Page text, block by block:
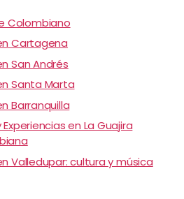
Colombiano
Cartagena
San Andrés
Santa Marta
Barranquilla
Experiencias en La Guajira
Valledupar: cultura y música